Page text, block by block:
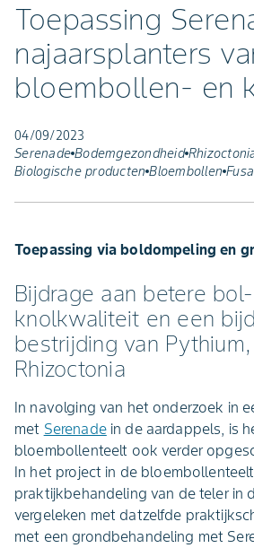
Toepassing
najaarsplanters
bloembollen- en
04/09/2023
Serenade Bodemgezondheid
Biologische producten Bloembollen
Toepassing via boldompeling en
Bijdrage aan betere
knolkwaliteit en een
bestrijding van
Rhizoctonia
In navolging van het onderzoek in
met Serenadein de aardappels, is
bloembollenteelt ook verder
In het project in de
praktijkbehandeling van de teler in
vergeleken met datzelfde
met een grondbehandeling met